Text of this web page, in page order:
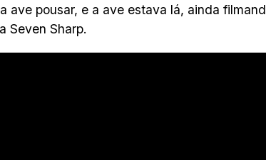
ave pousar, e a ave estava lá, ainda
Seven Sharp.